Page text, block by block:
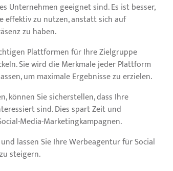
Unternehmen geeignet sind. Es ist besser,
effektiv zu nutzen, anstatt sich auf
zu haben.
Plattformen für Ihre Zielgruppe
Sie wird die Merkmale jeder Plattform
um maximale Ergebnisse zu erzielen.
können Sie sicherstellen, dass Ihre
sind. Dies spart Zeit und
Media-Marketingkampagnen.
lassen Sie Ihre Werbeagentur für Social
steigern.